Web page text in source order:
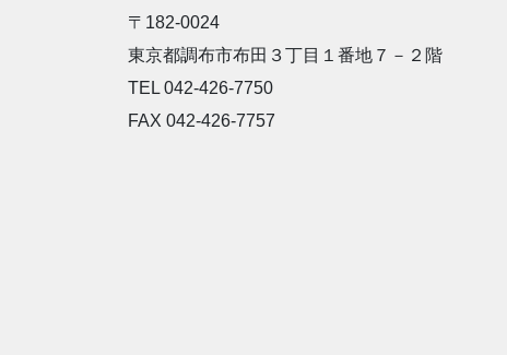
〒182-0024
東京都調布市布田３丁目１番地７－２階
TEL 042-426-7750
FAX 042-426-7757